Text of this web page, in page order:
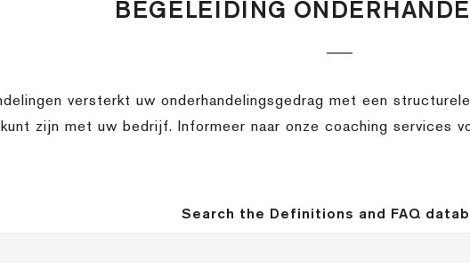
BEGELEIDING
versterkt uw onderhandelingsgedrag met een
zijn met uw bedrijf. Informeer naar onze coaching services
Search the Definitions and FAQ